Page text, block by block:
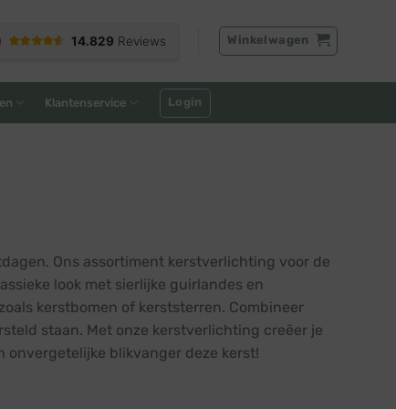
Winkelwagen
Klantenservice Login
Ons assortiment kerstverlichting voor de
look met sierlijke guirlandes en
kerstbomen of kerststerren. Combineer
staan. Met onze kerstverlichting creëer je
onvergetelijke blikvanger deze kerst!